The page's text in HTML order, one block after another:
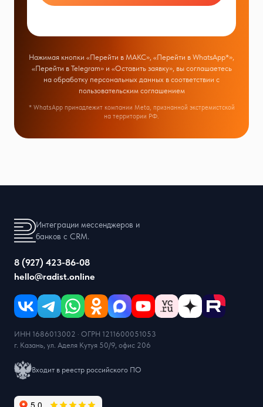
Нажимая кнопки «Перейти в МАКС», «Перейти в WhatsApp*»,
«Перейти в Telegram» и «Оставить заявку», вы соглашаетесь
на обработку персональных данных в соответствии с
пользовательским соглашением
* WhatsApp принадлежит компании Meta, признанной экстремистской
на территории РФ.
Интеграции мессенджеров и
банков с CRM.
8 (927) 423-86-08
hello@radist.online
ИНН 1686013002 · ОГРН 1211600051053
г. Казань, ул. Аделя Кутуя 50/9, офис 206
Входит в реестр российского ПО